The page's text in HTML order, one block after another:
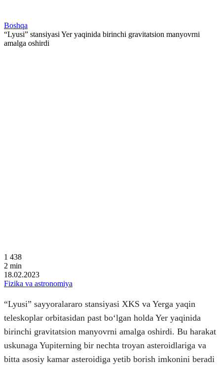
Boshqa
“Lyusi” stansiyasi Yer yaqinida birinchi gravitatsion manyovrni
amalga oshirdi
1 438
2 min
18.02.2023
Fizika va astronomiya
“Lyusi” sayyoralararo stansiyasi XKS va Yerga yaqin
teleskoplar orbitasidan past boʻlgan holda Yer yaqinida
birinchi gravitatsion manyovrni amalga oshirdi. Bu harakat
uskunaga Yupiterning bir nechta troyan asteroidlariga va
bitta asosiy kamar asteroidiga yetib borish imkonini beradi